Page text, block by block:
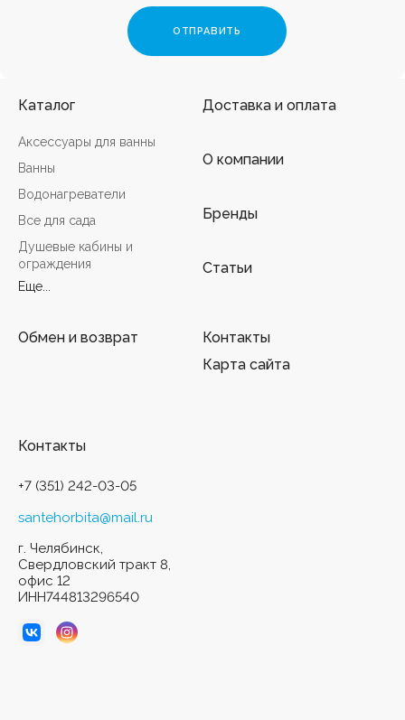
Каталог
Аксессуары для ванны
Ванны
Водонагреватели
Все для сада
Душевые кабины и
ограждения
Еще...
Доставка и оплата
О компании
Бренды
Статьи
Обмен и возврат
Контакты
Карта сайта
Контакты
+7 (351) 242-03-05
santehorbita@mail.ru
г. Челябинск,
Свердловский тракт 8,
офис 12
ИНН744813296540